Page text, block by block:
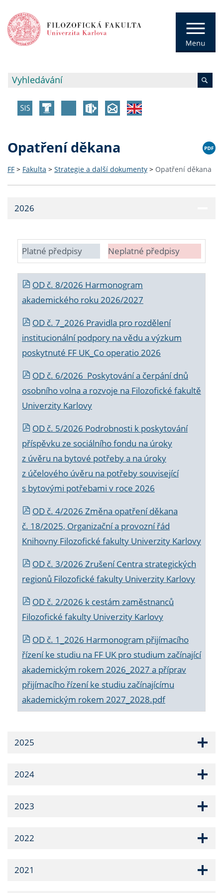
Opatření děkana
FF > Fakulta > Strategie a další dokumenty > Opatření děkana
2026
Platné předpisy Neplatné předpisy
OD č. 8/2026 Harmonogram
akademického roku 2026/2027
OD č. 7_2026 Pravidla pro rozdělení
institucionální podpory na vědu a výzkum
poskytnuté FF UK_Co operatio 2026
OD č. 6/2026 Poskytování a čerpání dnů
osobního volna a rozvoje na Filozofické fakultě
Univerzity Karlovy
OD č. 5/2026 Podrobnosti k poskytování
příspěvku ze sociálního fondu na úroky
z úvěru na bytové potřeby a na úroky
z účelového úvěru na potřeby související
s bytovými potřebami v roce 2026
OD č. 4/2026 Změna opatření děkana
č. 18/2025, Organizační a provozní řád
Knihovny Filozofické fakulty Univerzity Karlovy
OD č. 3/2026 Zrušení Centra strategických
regionů Filozofické fakulty Univerzity Karlovy
OD č. 2/2026 k cestám zaměstnanců
Filozofické fakulty Univerzity Karlovy
OD č. 1_2026 Harmonogram přijímacího
řízení ke studiu na FF UK pro studium začínající
akademickým rokem 2026_2027 a příprav
přijímacího řízení ke studiu začínajícímu
akademickým rokem 2027_2028.pdf
2025
2024
2023
2022
2021